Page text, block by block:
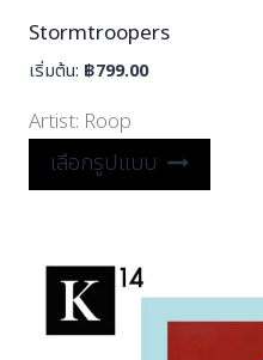
Stormtroopers
เริ่มต้น: ฿799.00
Artist: Roop
เลือกรูปแบบ